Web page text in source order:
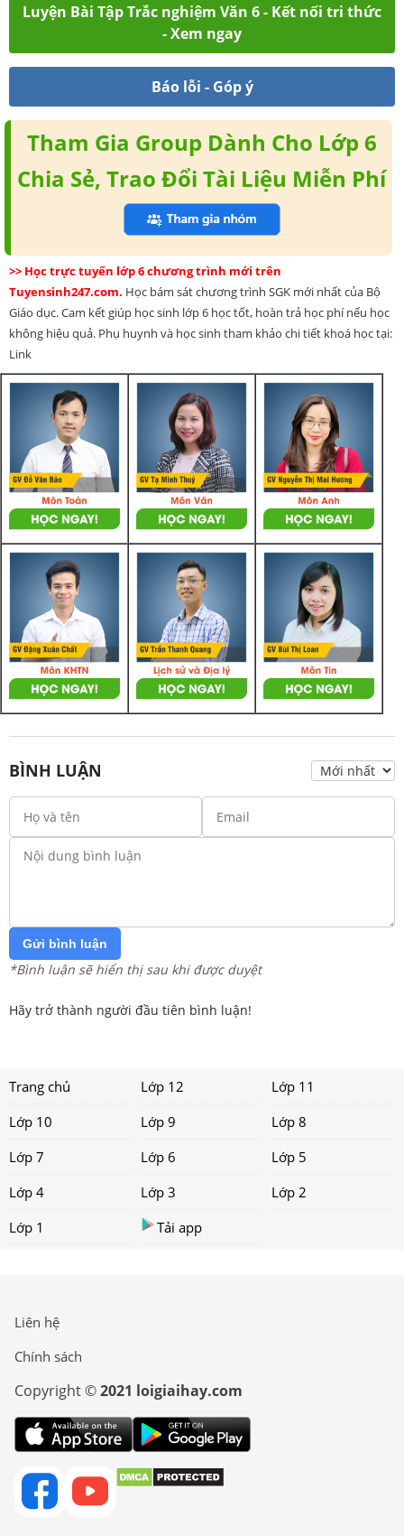
Luyện Bài Tập Trắc nghiệm Văn 6 - Kết nối tri thức
- Xem ngay
Báo lỗi - Góp ý
Tham Gia Group Dành Cho Lớp 6
Chia Sẻ, Trao Đổi Tài Liệu Miễn Phí
>> Học trực tuyến lớp 6 chương trình mới trên
Tuyensinh247.com. Học bám sát chương trình SGK mới nhất của Bộ
Giáo dục. Cam kết giúp học sinh lớp 6 học tốt, hoàn trả học phí nếu học
không hiệu quả. Phụ huynh và học sinh tham khảo chi tiết khoá học tại:
Link
BÌNH LUẬN
Gửi bình luận
*Bình luận sẽ hiển thị sau khi được duyệt
Hãy trở thành người đầu tiên bình luận!
Trang chủ Lớp 12
Lớp 11
Lớp 10
Lớp 9
Lớp 8
Lớp 7
Lớp 6
Lớp 5
Lớp 4
Lớp 3
Lớp 2
Lớp 1
Tải app
Liên hệ
Chính sách
Copyright ©2021 loigiaihay.com